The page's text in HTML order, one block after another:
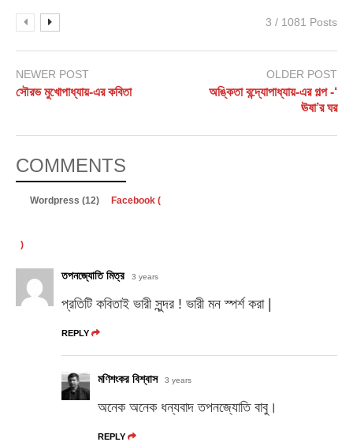
3 / 1081 Posts
NEWER POST
সৌরভ মুখোপাধ্যায়-এর কবিতা
OLDER POST
অঙ্কিতা বন্দ্যোপাধ্যায়-এর গল্প -‘
ঊষা’র ঘর
COMMENTS
Wordpress (12) Facebook (
)
তপনজ্যোতি মিত্র 3 years
প্রতিটি কবিতাই ভারী সুন্দর ! ভারী মন স্পর্শ করা |
REPLY
মণিশংকর বিশ্বাস 3 years
অনেক অনেক ধন্যবাদ তপনজ্যোতি বাবু।
REPLY